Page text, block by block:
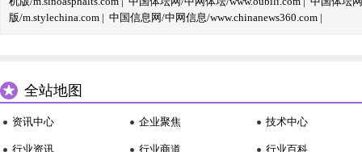
版/m.stylechina.com | 中国信息网/中网信息/www.chinanews360.com |
全站地图
资讯中心
行业资讯
企业聚焦
行业商道
技术中心
行业百科